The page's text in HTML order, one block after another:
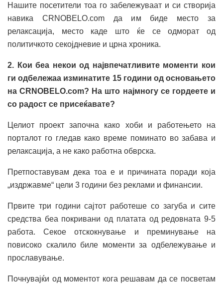
Нашите посетители тоа го забележуваат и си створија
навика CRNOBELO.com да им биде место за
релаксација, место каде што ќе се одморат од
политичкото секојдневие и црна хроника.
2. Кои беа некои од највпечатливите моменти кои
ги одбележаа изминатите 15 години од основањето
наCRNOBELO.com? На што најмногу се гордеете и
со радост се присеќавате?
Целиот проект започна како хоби и работењето на
порталот го гледав како време поминато во забава и
релаксација, а не како работна обврска.
Претпоставувам дека тоа е и причината поради која
„издржавме“ цели 3 години без реклами и финансии.
Првите три години сајтот работеше со загуба и сите
средства беа покривани од платата од редовната 9-5
работа. Секое отскокнување и преминување на
повисоко скалило биле моменти за одбележување и
прославување.
Почнувајќи од моментот кога решавам да се посветам